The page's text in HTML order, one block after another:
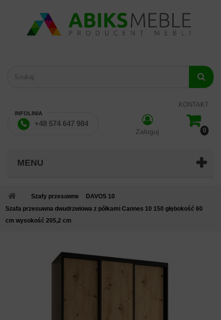
INFOLINIA
+48 574 647 984
Zaloguj 0
KONTAKT
MENU
Szafy przesuwne
DAVOS 10
Szafa przesuwna dwudrzwiowa z półkami Cannes 10 150 głębokość 60
cm wysokość 205,2 cm